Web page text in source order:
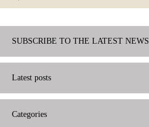
SUBSCRIBE TO THE LATEST NEWS
Latest posts
Categories